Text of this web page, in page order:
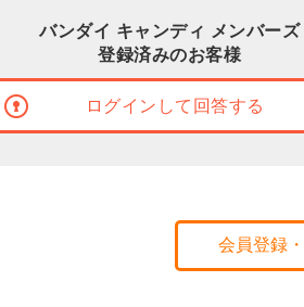
バンダイ キャンディ メンバーズ
登録済みのお客様
ログインして回答する
会員登録